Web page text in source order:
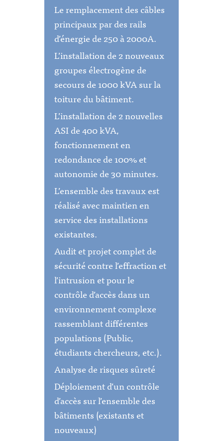
Le remplacement des câbles
principaux par des rails
d’énergie de 250 à 2000A.
L’installation de 2 nouveaux
groupes électrogène de
secours de 1000 kVA sur la
toiture du bâtiment.
L’installation de 2 nouvelles
ASI de 400 kVA,
fonctionnement en
redondance de 100% et
autonomie de 30 minutes.
L’ensemble des travaux est
réalisé avec maintien en
service des installations
existantes.
Audit et projet complet de
sécurité contre l’effraction et
l’intrusion et pour le
contrôle d’accès dans un
environnement complexe
rassemblant différentes
populations (Public,
étudiants chercheurs, etc.).
Analyse de risques sûreté
Déploiement d’un contrôle
d’accès sur l’ensemble des
bâtiments (existants et
nouveaux)